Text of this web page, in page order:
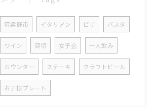
筑紫野市 イタリアン ピザ パスタ
ワイン 貸切 女子会 一人飲み
カウンター ステーキ クラフトビール
お子様プレート